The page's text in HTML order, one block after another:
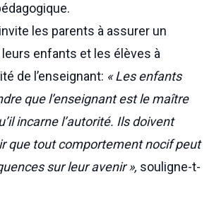
les parents à assurer un
enfants et les élèves à
de l’enseignant: « Les enfants
que l’enseignant est le maître
incarne l’autorité. Ils doivent
que tout comportement nocif peut
sur leur avenir », souligne-t-